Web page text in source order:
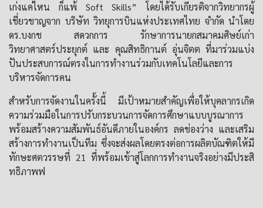
เก่งแค่ไหน ก็แพ้ Soft Skills” โดยได้รับเกียรติจากวิทยากรผู้
เชี่ยวชาญจาก บริษัท วิทยุการบินแห่งประเทศไทย จำกัด นำโดย
ดร.บงกช สดวกการ รักษาการนายกสมาคมศิษย์เก่า
วิทยาศาสตร์ประยุกต์ และ คุณสิทธิกานต์ อุ่นจิตต ที่มาร่วมแบ่ง
ปันประสบการณ์ตรงในการทำงานร่วมกับเทคโนโลยีและการ
บริหารจัดการคน
สำหรับการจัดงานในครั้งนี้ มีเป้าหมายสำคัญเพื่อให้บุคลากรเกิด
ความร่วมมือในการปรับกระบวนการจัดการศึกษาแบบบูรณาการ
พร้อมสร้างความสัมพันธ์อันดีภายในองค์กร ลดช่องว่าง และเสริม
สร้างการทำงานเป็นทีม ซึ่งจะส่งผลโดยตรงต่อการผลิตบัณฑิตให้มี
ทักษะศตวรรษที่ 21 ที่พร้อมเข้าสู่โลกการทำงานจริงอย่างมีประสิ
ทธิภาพฟ